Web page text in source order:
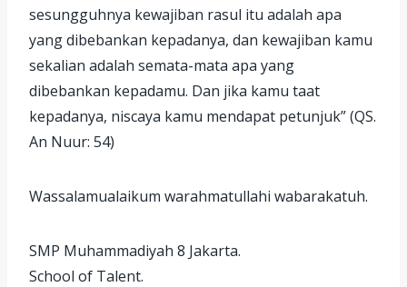
sesungguhnya kewajiban rasul itu adalah apa
yang dibebankan kepadanya, dan kewajiban kamu
sekalian adalah semata-mata apa yang
dibebankan kepadamu. Dan jika kamu taat
kepadanya, niscaya kamu mendapat petunjuk” (QS.
An Nuur: 54)
Wassalamualaikum warahmatullahi wabarakatuh.
SMP Muhammadiyah 8 Jakarta.
School of Talent.